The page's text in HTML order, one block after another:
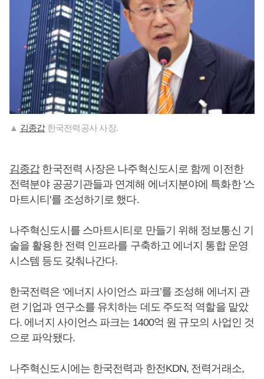
▲ 김종갑한국전력공사 사장.
김종갑한국전력 사장은 나주혁신도시로 함께 이전한
전력분야 공공기관들과 연계해 에너지분야에 특화한 '스
마트시티'를 조성하기로 했다.
나주혁신도시를 스마트시티로 만들기 위해 정보통신 기
술을 활용한 전력 인프라를 구축하고 에너지 통합 운영
시스템 등도 갖춰나간다.
한국전력은 ‘에너지 사이언스 파크’를 조성해 에너지 관
련 기업과 연구소를 유치하는 데도 주도적 역할을 맡았
다. 에너지 사이언스 파크는 1400억 원 규모의 사업인 것
으로 파악됐다.
나주혁신도시에는 한국전력과 한전KDN, 전력거래소,